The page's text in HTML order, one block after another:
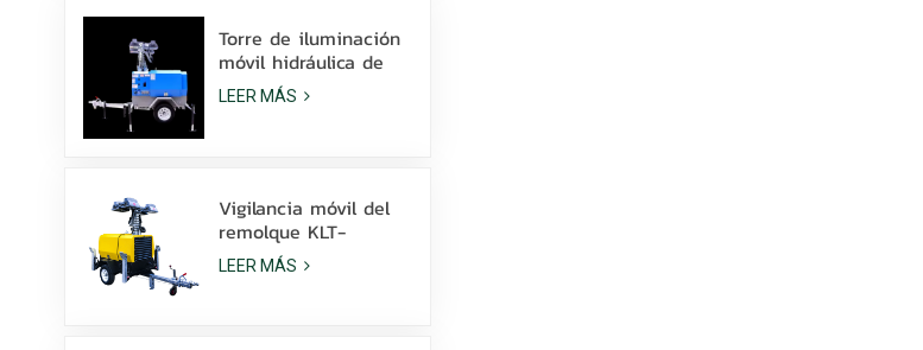
Torre de iluminación
móvil hidráulica de
elevación manual de
9 m de altura con
LEER MÁS
Vigilancia móvil del
remolque KLT-
10000V de la torre
de luz del mástil de
LEER MÁS